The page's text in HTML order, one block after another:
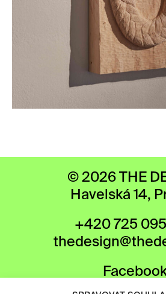
© 2026 THE
Havelská 14,
+420 725